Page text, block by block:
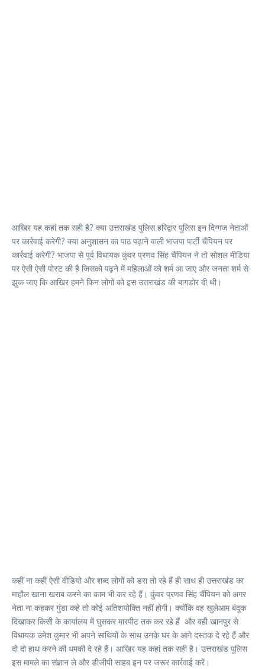
आखिर यह कहां तक सही है? क्या उत्तराखंड पुलिस हरिद्वार पुलिस इन दिग्गज नेताओं
पर कार्रवाई करेगी? क्या अनुशासन का पाठ पढ़ाने वाली भाजपा पार्टी चैंपियन पर
कार्रवाई करेगी? भाजपा से पूर्व विधायक कुंवर प्रणव सिंह चैंपियन ने तो सोशल मीडिया
पर ऐसी ऐसी पोस्ट की है जिसको पढ़ने में महिलाओं को शर्म आ जाए और जनता शर्म से
झुक जाए कि आखिर हमने किन लोगों को इस उत्तराखंड की बागडोर दी थी।
कहीं ना कहीं ऐसी वीडियो और शब्द लोगों को डरा तो रहे हैं ही साथ ही उत्तराखंड का
माहौल खाना खराब करने का काम भी कर रहे हैं। कुंवर प्रणव सिंह चैंपियन को अगर
नेता ना कहकर गुंडा कहे तो कोई अतिशयोक्ति नहीं होगी। क्योंकि वह खुलेआम बंदूक
दिखाकर किसी के कार्यालय में घुसकर मारपीट तक कर रहे हैं और वही खानपुर से
विधायक उमेश कुमार भी अपने साथियों के साथ उनके घर के आगे दस्तक दे रहे हैं और
दो दो हाथ करने की धमकी दे रहे हैं। आखिर यह कहां तक सही है। उत्तराखंड पुलिस
इस मामले का संज्ञान ले और डीजीपी साहब इन पर जरूर कार्रवाई करें।